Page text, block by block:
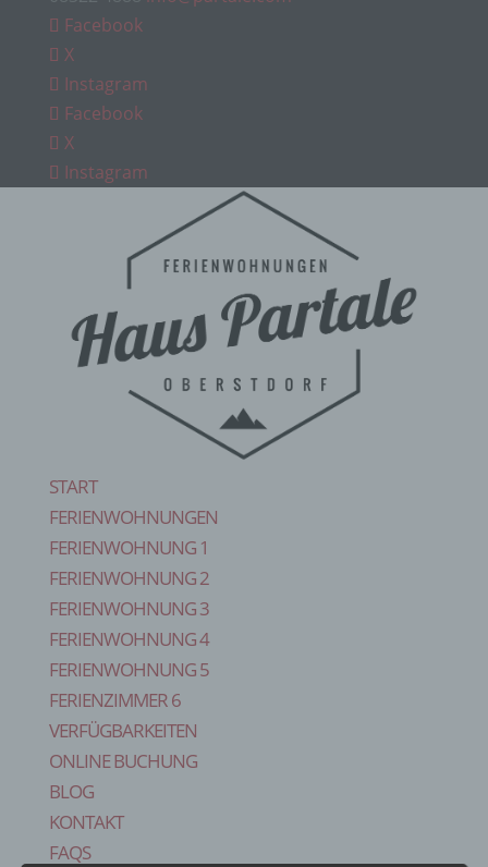
Facebook
X
Instagram
Facebook
X
Instagram
START
FERIENWOHNUNGEN
FERIENWOHNUNG 1
FERIENWOHNUNG 2
FERIENWOHNUNG 3
FERIENWOHNUNG 4
FERIENWOHNUNG 5
FERIENZIMMER 6
VERFÜGBARKEITEN
ONLINE BUCHUNG
BLOG
KONTAKT
FAQS